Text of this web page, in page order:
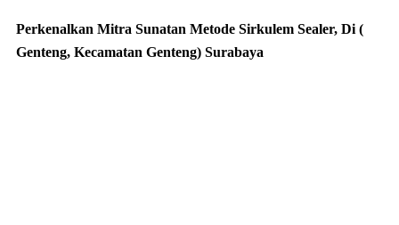
Perkenalkan Mitra Sunatan Metode Sirkulem Sealer, Di (
Genteng, Kecamatan Genteng) Surabaya